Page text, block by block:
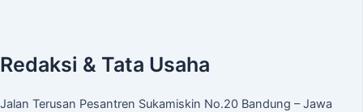
Redaksi & Tata Usaha
Jalan Terusan Pesantren Sukamiskin No.20 Bandung – Jawa